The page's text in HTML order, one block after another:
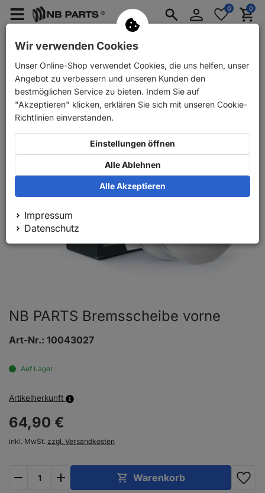
Menü
PKW Anhänger Ersatzteile
AnmeldenMerkzettel
aufklappen
0 0
Zurück PKW Ersatzteile NB PARTS Bremsscheibe vorne
NB PARTS Bremsscheibe vorne
Art-Nr.: 10043027
Auf Lager
Artikelherkunft
64,90 €
inkl. MwSt. zzgl. Versandkosten
Warenkorb
Wir verwenden Cookies
Unser Online-Shop verwendet Cookies, die uns helfen, unser
Angebot zu verbessern und unseren Kunden den
bestmöglichen Service zu bieten. Indem Sie auf
"Akzeptieren" klicken, erklären Sie sich mit unseren Cookie-
Richtlinien einverstanden.
Einstellungen öffnen
Alle Ablehnen
Alle Akzeptieren
Impressum
Datenschutz